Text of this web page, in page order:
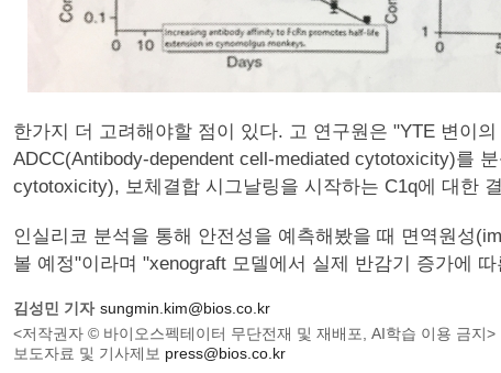
한가지 더 고려해야할 점이 있다. 고 연구원은 "YTE 변이
ADCC(Antibody-dependent cell-mediated cytotoxicity)를
cytotoxicity), 보체결합 시그날링을 시작하는 C1q에 대한
인실리코 분석을 통해 안전성을 예측해봤을 때 면역원성
볼 예정"이라며 "xenograft 모델에서 실제 반감기 증가에
김성민 기자 sungmin.kim@bios.co.kr
<저작권자 © 바이오스펙테이터 무단전재 및 재배포, AI학습 이용 금지>
보도자료 및 기사제보 press@bios.co.kr